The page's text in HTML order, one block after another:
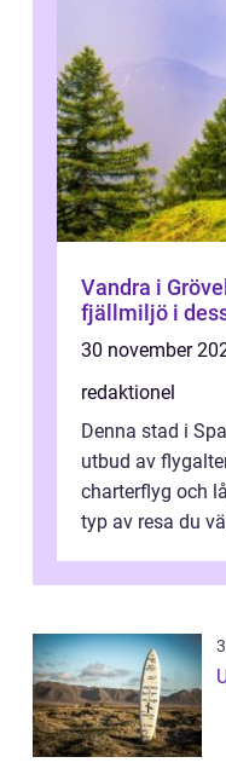
Vandra i
fjällmiljö i
30 november
redaktionel
Denna stad i
utbud av
charterflyg och
typ av resa du